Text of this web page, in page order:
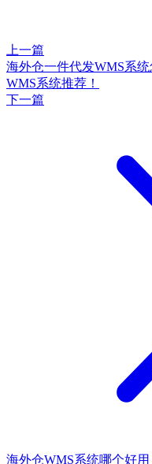
上一篇
海外仓一件代发WMS系
WMS系统推荐！
下一篇
海外仓WMS系统哪个好